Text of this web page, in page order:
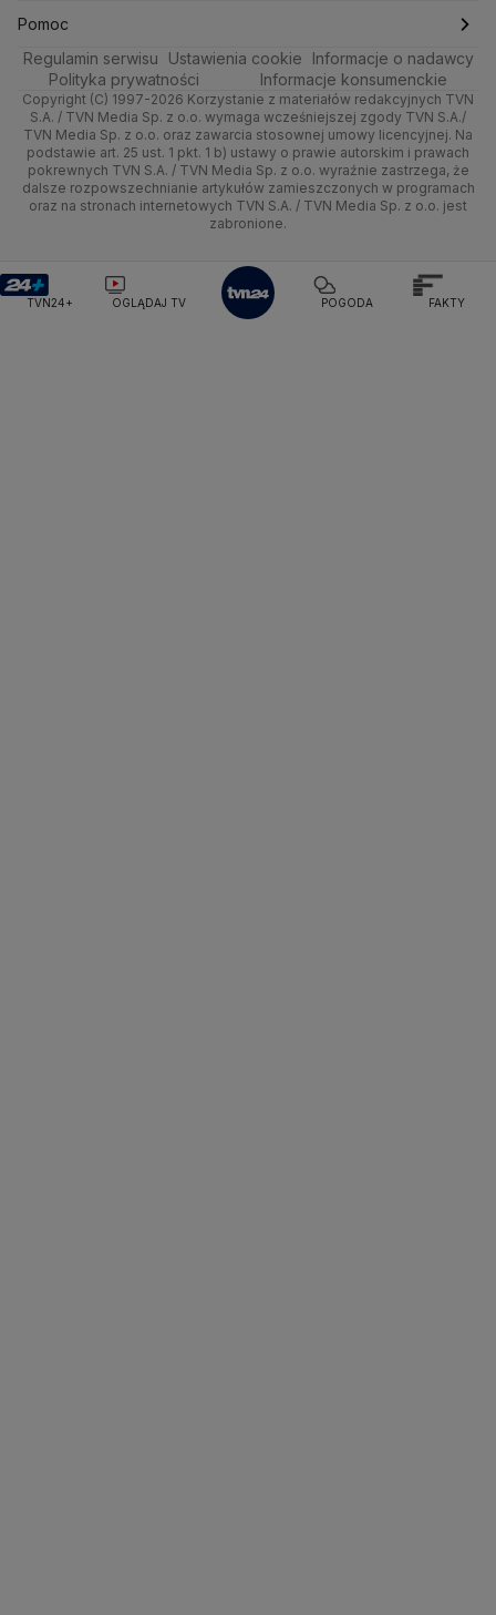
Pogoda Lubartów
Pogoda GąskiPogoda PłońskPogoda Rawicz
Pogoda Łeba Pogoda Puck
Pogoda Chorzów
Pogoda KartuzyPogoda WołominPogoda Kluczbork
Pogoda RadomskoPogoda BochniaPogoda Brodnica
Pogoda Krynica MorskaPogoda Kutno
Pogoda GnieznoPogoda Jelenia Góra
Pogoda Tarnowskie Góry
Pogoda Krynica-Zdrój
Pogoda Szklarska Poręba
Pogoda Suwałki Pogoda Radom
Podróże
Smog
Ciekawostki
Quizy
Trójmiasto
Wrocław
Kielce
Kujawsko-pomorskie
Lublin
Olsztyn
Rynki
Dla firm
Handel
Ze świata
Tech
Dla seniora
Skoki Narciarskie
Sporty zimowe
Lekkoatletyka
Siatkówka
F1
Świat
Polityka
Zdrowie
Tech
Nauka
Gorące Tematy
Wyślij zgłoszenie
TVN
Dzień Dobry TVN
Uwaga TVN
HGTV
TVN Turbo
TVN7
Pomoc
Centrum pomocy
Test zgodności
Oglądaj na TV
Zrealizuj voucher
Regulamin serwisu Ustawienia cookie
Informacje o nadawcy
Polityka prywatności
Informacje konsumenckie
Copyright (C) 1997-2026 Korzystanie z materiałów redakcyjnych TVN
S.A. / TVN Media Sp. z o.o. wymaga wcześniejszej zgody TVN S.A./
TVN Media Sp. z o.o. oraz zawarcia stosownej umowy licencyjnej. Na
podstawie art. 25 ust. 1 pkt. 1 b) ustawy o prawie autorskim i prawach
pokrewnych TVN S.A. / TVN Media Sp. z o.o. wyraźnie zastrzega, że
dalsze rozpowszechnianie artykułów zamieszczonych w programach
oraz na stronach internetowych TVN S.A. / TVN Media Sp. z o.o. jest
zabronione.
TVN24+ OGLĄDAJ TV POGODA FAKTY